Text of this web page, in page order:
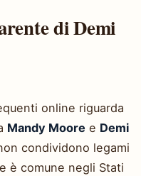
di Demi
online riguarda
Mandy Moore e Demi
condividono legami
è comune negli Stati